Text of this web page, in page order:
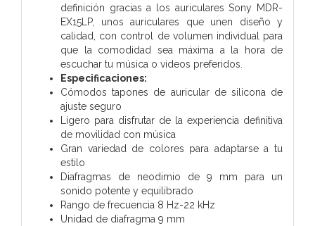
definición gracias a los auriculares Sony MDR-
EX15LP, unos auriculares que unen diseño y
calidad, con control de volumen individual para
que la comodidad sea máxima a la hora de
escuchar tu música o videos preferidos.
Especificaciones:
Cómodos tapones de auricular de silicona de
ajuste seguro
Ligero para disfrutar de la experiencia definitiva
de movilidad con música
Gran variedad de colores para adaptarse a tu
estilo
Diafragmas de neodimio de 9 mm para un
sonido potente y equilibrado
Rango de frecuencia 8 Hz-22 kHz
Unidad de diafragma 9 mm